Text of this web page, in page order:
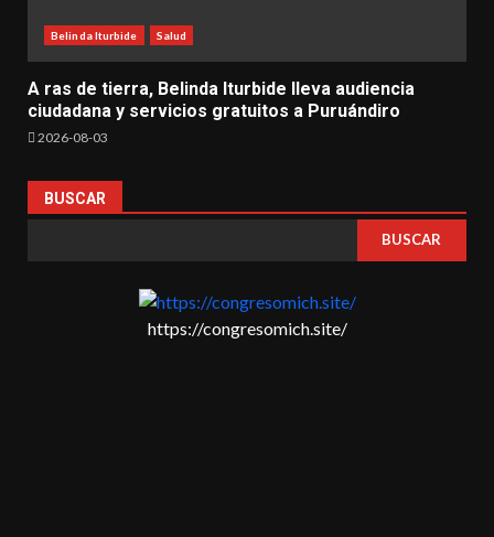
Belinda Iturbide Salud
A ras de tierra, Belinda Iturbide lleva audiencia
ciudadana y servicios gratuitos a Puruándiro
2026-08-03
BUSCAR
BUSCAR
https://congresomich.site/